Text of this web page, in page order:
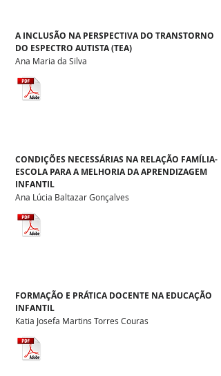
Ana Maria da Silva
A INCLUSÃO NA PERSPECTIVA DO TRANSTORNO
DO ESPECTRO AUTISTA (TEA)
Ana Lúcia Baltazar Gonçalves
CONDIÇÕES NECESSÁRIAS NA RELAÇÃO FAMÍLIA-
ESCOLA PARA A MELHORIA DA APRENDIZAGEM
INFANTIL
Katia Josefa Martins Torres Couras
FORMAÇÃO E PRÁTICA DOCENTE NA EDUCAÇÃO
INFANTIL